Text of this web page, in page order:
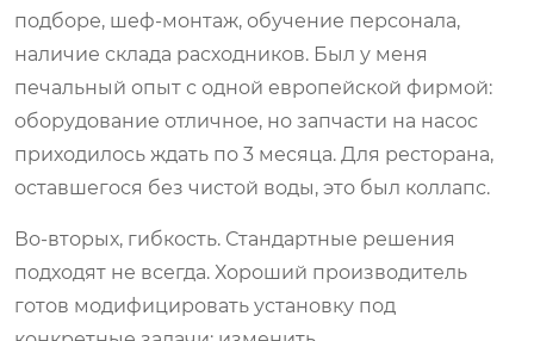
подборе, шеф-монтаж, обучение персонала,
наличие склада расходников. Был у меня
печальный опыт с одной европейской фирмой:
оборудование отличное, но запчасти на насос
приходилось ждать по 3 месяца. Для ресторана,
оставшегося без чистой воды, это был коллапс.
Во-вторых, гибкость. Стандартные решения
подходят не всегда. Хороший производитель
готов модифицировать установку под